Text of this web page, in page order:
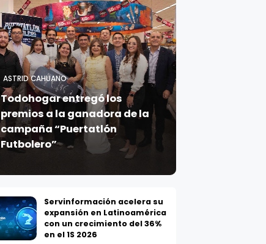
ASTRID CAHUANO
Todohogar entregó los
premios a la ganadora de la
campaña “Puertatlón
Futbolero”
Servinformación acelera su
expansión en Latinoamérica
con un crecimiento del 36%
en el 1S 2026